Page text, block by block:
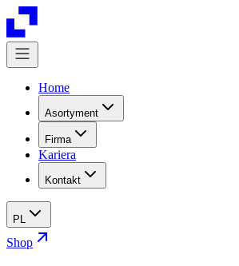
Home
Asortyment
Firma
Kariera
Kontakt
PL
Shop